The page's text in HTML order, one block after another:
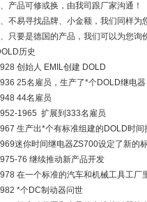
产品可修或换，由我司跟厂家沟通！
不易寻找品牌、小金额，我们同样为
只要是德国的产品，我们可以为您询
历史
创始人 EMIL创建 DOLD
25名雇员，生产了*个DOLD继电器
44名雇员
1965 扩展到333名雇员
生产出*个有标准组建的DOLD时间
迷你时间继电器ZS700设定了新的
76 继续推动新产品开发
在一个标准的汽车和机械工具工厂
*个DC制动器问世